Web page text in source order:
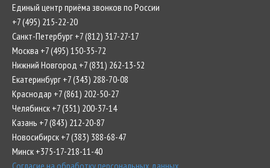
Единый центр приёма звонков по России
+7 (495) 215-22-20
Санкт-Петербург +7 (812) 317-27-17
Москва +7 (495) 150-35-72
Нижний Новгород +7 (831) 262-13-52
Екатеринбург +7 (343) 288-70-08
Краснодар +7 (861) 202-50-27
Челябинск +7 (351) 200-37-14
Казань +7 (843) 212-20-87
Новосибирск +7 (383) 388-68-47
Минск +375-17-218-11-40
Согласие на обработку персональных данных